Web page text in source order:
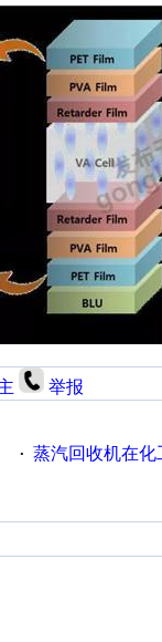
举报
· 蒸汽回收机在化